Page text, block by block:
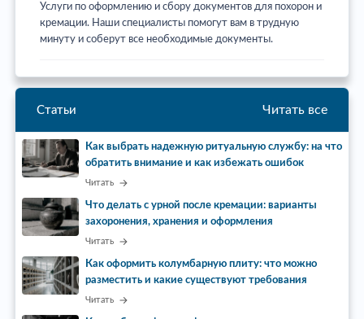
Услуги по оформлению и сбору документов для похорон и
кремации. Наши специалисты помогут вам в трудную
минуту и соберут все необходимые документы.
Статьи Читать все
Как выбрать надежную ритуальную службу: на что
обратить внимание и как избежать ошибок
Читать
Что делать с урной после кремации: варианты
захоронения, хранения и оформления
Читать
Как оформить колумбарную плиту: что можно
разместить и какие существуют требования
Читать